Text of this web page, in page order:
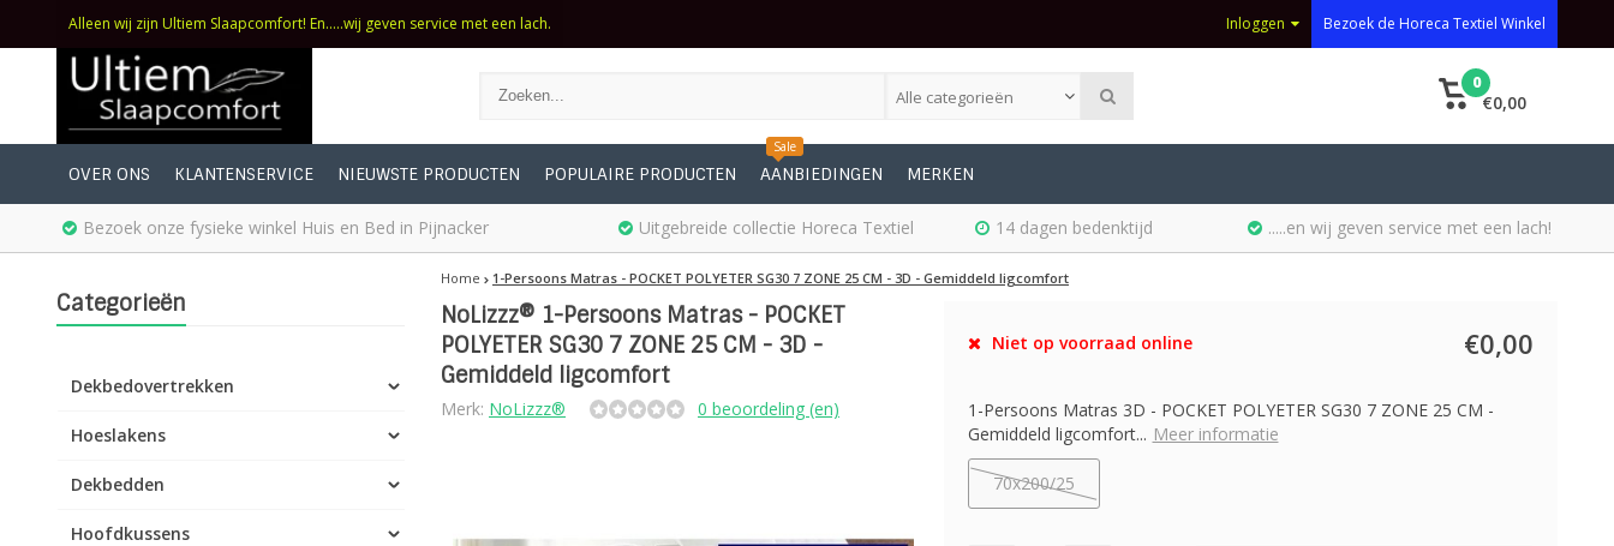
Alleen wij zijn Ultiem Slaapcomfort! En.....wij geven service met een lach. Inloggen Bezoek de Horeca Textiel Winkel
Alle categorieën
0
€0,00
OVER ONS KLANTENSERVICE NIEUWSTE PRODUCTEN POPULAIRE PRODUCTEN
Sale
AANBIEDINGEN MERKEN
Bezoek onze fysieke winkel Huis en Bed in Pijnacker Uitgebreide collectie Horeca Textiel 14 dagen bedenktijd .....en wij geven service met een lach!
Categorieën
Dekbedovertrekken
Hoeslakens
Dekbedden
Hoofdkussens
Home 1-Persoons Matras - POCKET POLYETER SG30 7 ZONE 25 CM - 3D - Gemiddeld ligcomfort
NoLizzz® 1-Persoons Matras - POCKET
POLYETER SG30 7 ZONE 25 CM - 3D -
Gemiddeld ligcomfort
Merk: NoLizzz® 0 beoordeling (en)
Niet op voorraad online €0,00
1-Persoons Matras 3D - POCKET POLYETER SG30 7 ZONE 25 CM -
Gemiddeld ligcomfort... Meer informatie
70x200/25